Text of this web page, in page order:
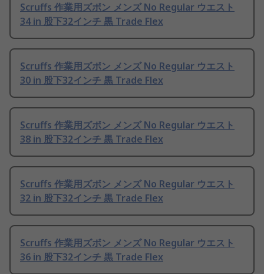
Scruffs 作業用ズボン メンズ No Regular ウエスト
34 in 股下32インチ 黒 Trade Flex
Scruffs 作業用ズボン メンズ No Regular ウエスト
30 in 股下32インチ 黒 Trade Flex
Scruffs 作業用ズボン メンズ No Regular ウエスト
38 in 股下32インチ 黒 Trade Flex
Scruffs 作業用ズボン メンズ No Regular ウエスト
32 in 股下32インチ 黒 Trade Flex
Scruffs 作業用ズボン メンズ No Regular ウエスト
36 in 股下32インチ 黒 Trade Flex